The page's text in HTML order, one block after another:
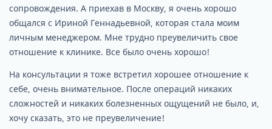
сопровождения. А приехав в Москву, я очень хорошо
общался с Ириной Геннадьевной, которая стала моим
личным менеджером. Мне трудно преувеличить свое
отношение к клинике. Все было очень хорошо!
На консультации я тоже встретил хорошее отношение к
себе, очень внимательное. После операций никаких
сложностей и никаких болезненных ощущений не было, и,
хочу сказать, это не преувеличение!